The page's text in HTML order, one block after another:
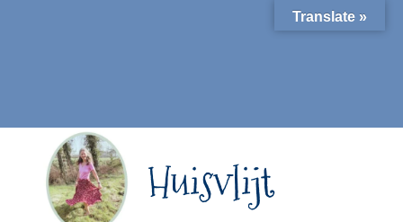
Huisvlijt
Translate »